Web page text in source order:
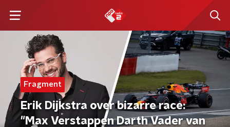
Fragment
Erik Dijkstra over bizarre race:
"Max Verstappen Darth Vader van